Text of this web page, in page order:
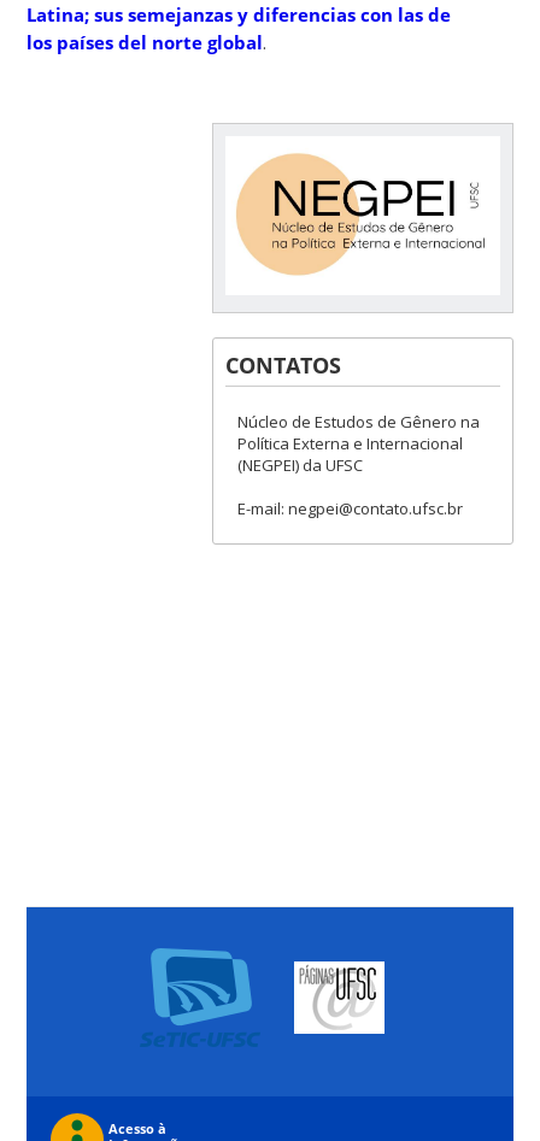
Latina; sus semejanzas y diferencias con las de
los países del norte global.
CONTATOS
Núcleo de Estudos de Gênero na
Política Externa e Internacional
(NEGPEI) da UFSC
E-mail: negpei@contato.ufsc.br